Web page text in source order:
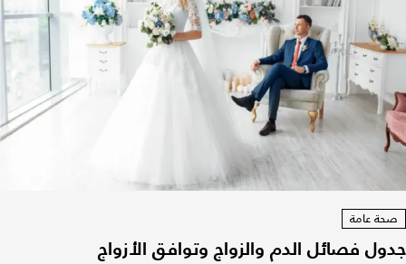
صحة عامة
جدول فصائل الدم والزواج وتوافق الأزواج